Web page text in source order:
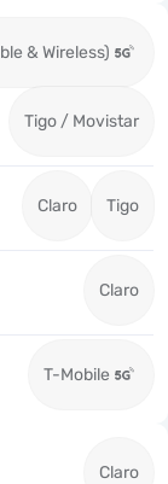
& Wireless)
Tigo / Movistar
Claro Tigo
Claro
T-Mobile
Claro